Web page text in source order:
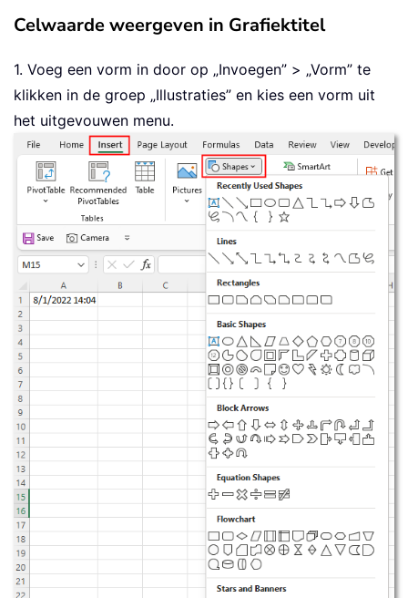
Celwaarde weergeven in Grafiektitel
1. Voeg een vorm in door op „Invoegen” > „Vorm” te
klikken in de groep „Illustraties” en kies een vorm uit
het uitgevouwen menu.